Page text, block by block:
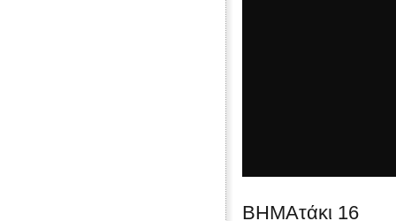
ΒΗΜΑτάκι 16